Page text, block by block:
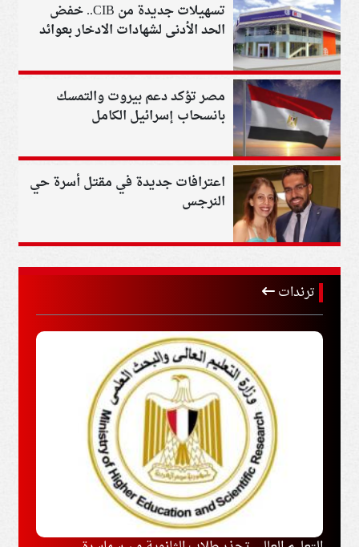
تسهيلات جديدة من CIB.. خفض
الحد الأدنى لشهادات الادخار بعوائد
مصر تؤكد دعم بيروت والتمسك
بانسحاب إسرائيل الكامل
اعترافات جديدة في مقتل أسرة حي
النرجس
ترندات